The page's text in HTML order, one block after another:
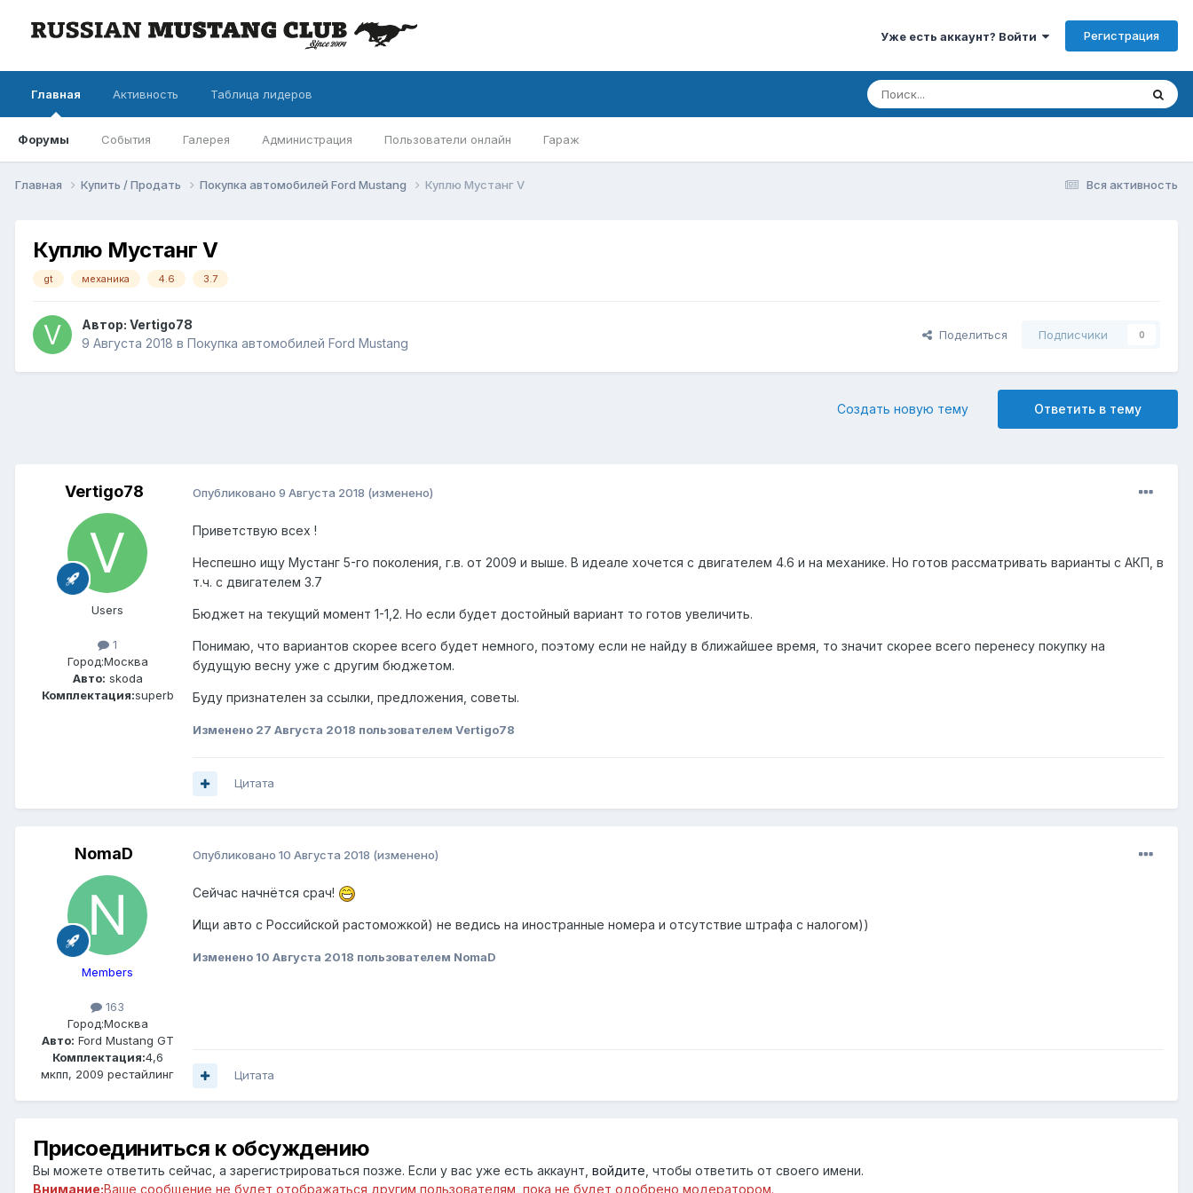
Уже есть аккаунт? Войти Регистрация
Главная
Форумы События Галерея Администрация Пользователи онлайн Гараж
Активность Таблица лидеров
Вся активность
Главная Купить / Продать Покупка автомобилей Ford Mustang Куплю Мустанг V
Куплю Мустанг V
gt механика 4.6 3.7
Автор: Vertigo78
9 Августа 2018 в Покупка автомобилей Ford Mustang
Поделиться Подписчики 0
Ответить в тему
Создать новую тему
Vertigo78
Users
1
Город:Москва
Авто: skoda
Комплектация:superb
Опубликовано 9 Августа 2018 (изменено)
Приветствую всех !
Неспешно ищу Мустанг 5-го поколения, г.в. от 2009 и выше. В идеале хочется с двигателем 4.6 и на механике. Но готов рассматривать варианты с АКП, в
т.ч. с двигателем 3.7
Бюджет на текущий момент 1-1,2. Но если будет достойный вариант то готов увеличить.
Понимаю, что вариантов скорее всего будет немного, поэтому если не найду в ближайшее время, то значит скорее всего перенесу покупку на
будущую весну уже с другим бюджетом.
Буду признателен за ссылки, предложения, советы.
Изменено 27 Августа 2018 пользователем Vertigo78
Цитата
NomaD
Members
163
Город:Москва
Авто: Ford Mustang GT
Комплектация:4,6
мкпп, 2009 рестайлинг
Опубликовано 10 Августа 2018 (изменено)
Сейчас начнётся срач!
Ищи авто с Российской растоможкой) не ведись на иностранные номера и отсутствие штрафа с налогом))
Изменено 10 Августа 2018 пользователем NomaD
Цитата
Присоединиться к обсуждению
Вы можете ответить сейчас, а зарегистрироваться позже. Если у вас уже есть аккаунт, войдите , чтобы ответить от своего имени.
Внимание:Ваше сообщение не будет отображаться другим пользователям, пока не будет одобрено модератором.